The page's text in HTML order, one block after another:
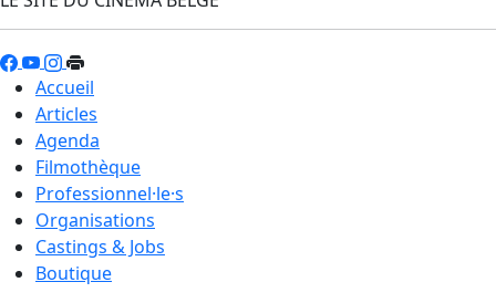
Accueil
Articles
Agenda
Filmothèque
Professionnel·le·s
Organisations
Castings & Jobs
Boutique